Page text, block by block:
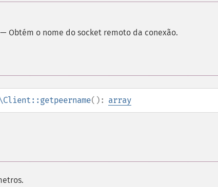
— Obtém o nome do socket remoto da conexão.
(): array